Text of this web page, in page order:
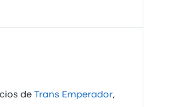
de Trans Emperador,